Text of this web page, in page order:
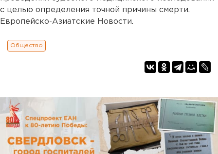
с целью определения точной причины смерти.
Европейско-Азиатские Новости.
Общество